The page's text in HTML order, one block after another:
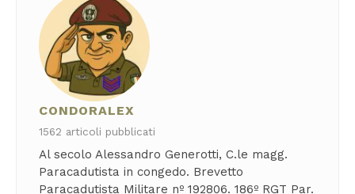
CONDORALEX
1562 articoli pubblicati
Al secolo Alessandro Generotti, C.le magg.
Paracadutista in congedo. Brevetto
Paracadutista Militare nº 192806. 186º RGT Par.